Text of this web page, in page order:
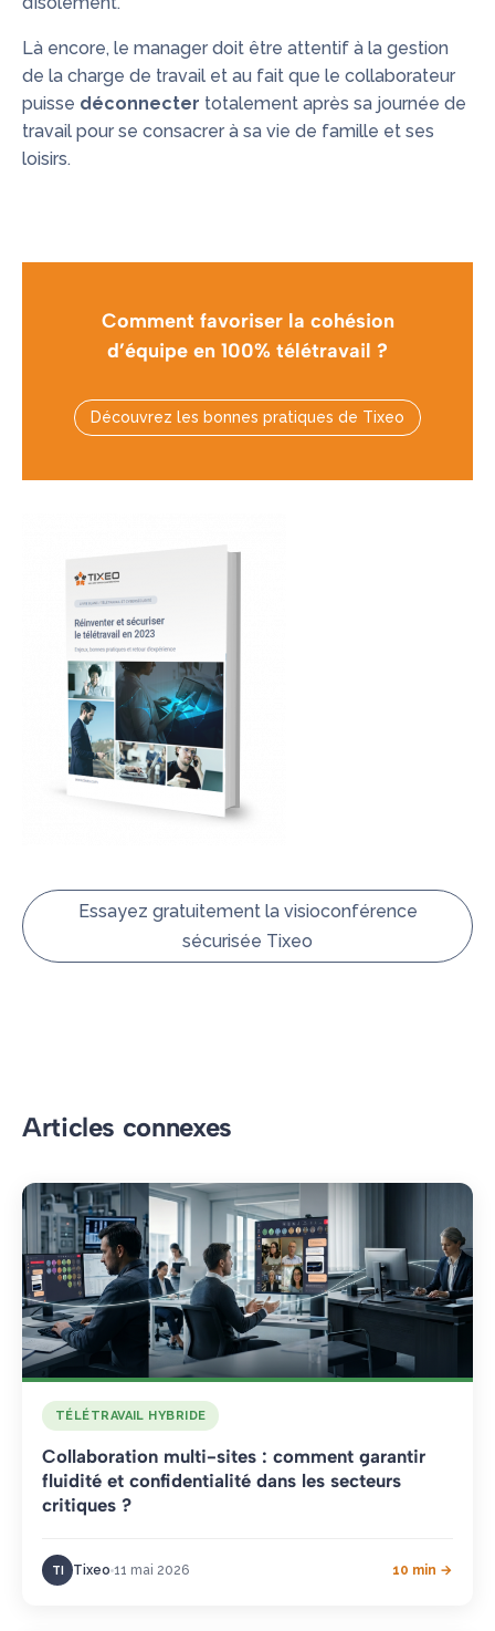
Là encore, le manager doit être attentif à la gestion
de la charge de travail et au fait que le collaborateur
puisse déconnecter totalement après sa journée de
travail pour se consacrer à sa vie de famille et ses
loisirs.
Comment favoriser la cohésion
d’équipe en 100% télétravail ?
Découvrez les bonnes pratiques de Tixeo
Essayez gratuitement la visioconférence
sécurisée Tixeo
Articles connexes
TÉLÉTRAVAIL HYBRIDE
Collaboration multi-sites : comment garantir
fluidité et confidentialité dans les secteurs
critiques ?
TI Tixeo 11 mai 2026 10 min →